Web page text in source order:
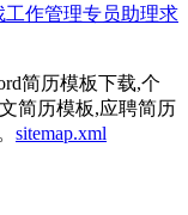
工作管理专员助理求
简历模板下载,个
简历模板,应聘简历
sitemap.xml